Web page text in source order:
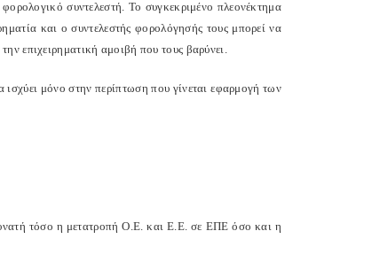
συντελεστή. Το συγκεκριμένο πλεονέκτημα
και ο συντελεστής φορολόγησής τους μπορεί να
επιχειρηματική αμοιβή που τους βαρύνει.
μόνο στην περίπτωση που γίνεται εφαρμογή των
τόσο η μετατροπή Ο.Ε. και Ε.Ε. σε ΕΠΕ όσο και η